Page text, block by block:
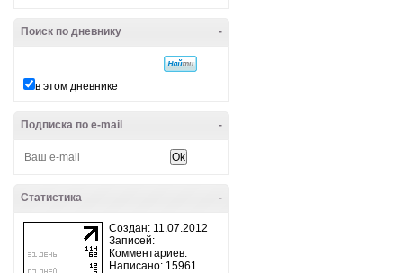
-
Поиск по дневнику
в этом дневнике
-
Подписка по e-mail
-
Статистика
Создан: 11.07.2012
Записей:
Комментариев:
Написано: 15961